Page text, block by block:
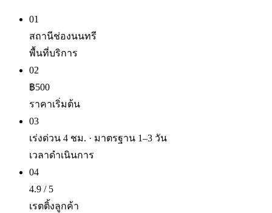
01
สถานีช่องนนทรี
พื้นที่บริการ
02
฿500
ราคาเริ่มต้น
03
เร่งด่วน 4 ชม. · มาตรฐาน 1–3 วัน
เวลาดำเนินการ
04
4.9 / 5
เรตติ้งลูกค้า